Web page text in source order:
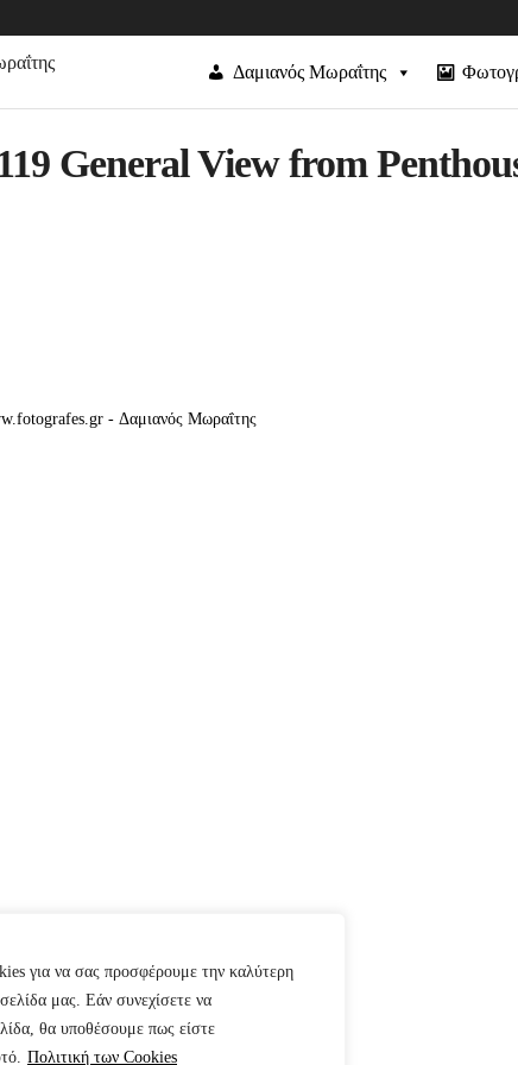
για να σας προσφέρουμε την καλύτερη
μας. Εάν συνεχίσετε να
θα υποθέσουμε πως είστε
Πολιτική των Cookies
Δαμιανός Μωραΐτης
General View from
- Δαμιανός Μωραΐτης